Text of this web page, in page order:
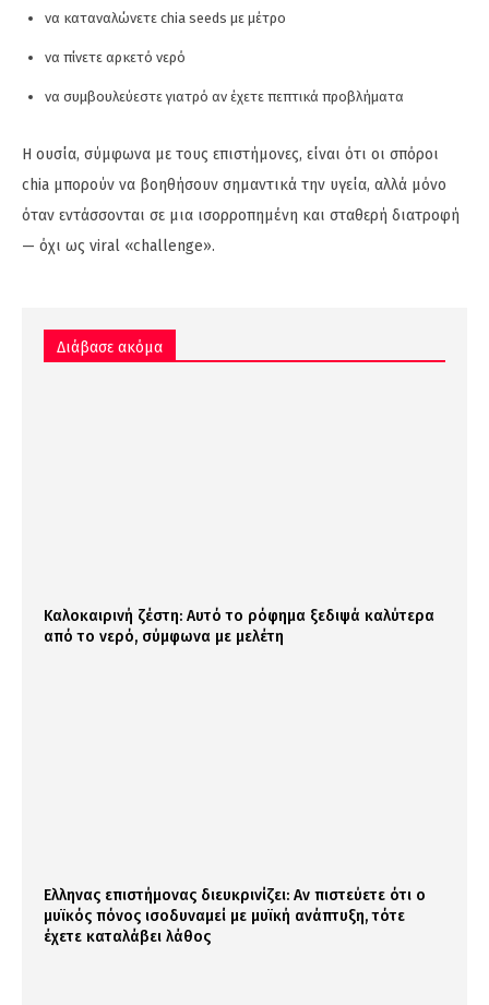
να καταναλώνετε chia seeds με μέτρο
να πίνετε αρκετό νερό
να συμβουλεύεστε γιατρό αν έχετε πεπτικά προβλήματα
Η ουσία, σύμφωνα με τους επιστήμονες, είναι ότι οι σπόροι
chia μπορούν να βοηθήσουν σημαντικά την υγεία, αλλά μόνο
όταν εντάσσονται σε μια ισορροπημένη και σταθερή διατροφή
— όχι ως viral «challenge».
Διάβασε ακόμα
Καλοκαιρινή ζέστη: Αυτό το ρόφημα ξεδιψά καλύτερα
από το νερό, σύμφωνα με μελέτη
Ελληνας επιστήμονας διευκρινίζει: Αν πιστεύετε ότι ο
μυϊκός πόνος ισοδυναμεί με μυϊκή ανάπτυξη, τότε
έχετε καταλάβει λάθος